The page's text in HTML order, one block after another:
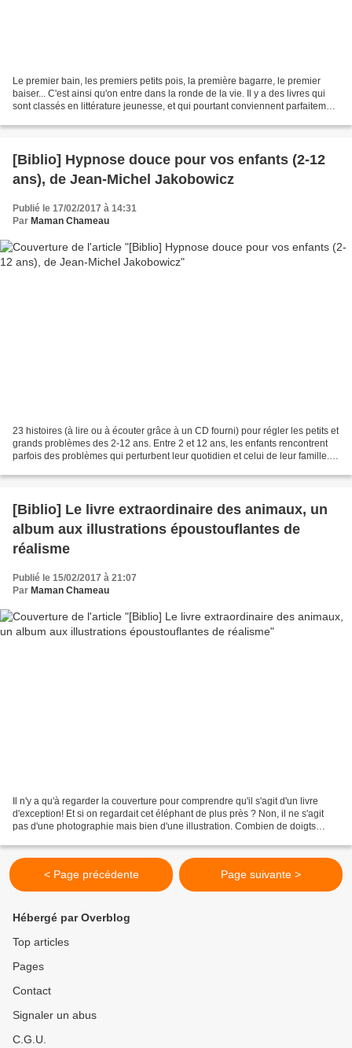
Le premier bain, les premiers petits pois, la première bagarre, le premier
baiser... C'est ainsi qu'on entre dans la ronde de la vie. Il y a des livres qui
sont classés en littérature jeunesse, et qui pourtant conviennent parfaitement
[Biblio] Hypnose douce pour vos enfants (2-12
ans), de Jean-Michel Jakobowicz
Publié le 17/02/2017 à 14:31
Par Maman Chameau
23 histoires (à lire ou à écouter grâce à un CD fourni) pour régler les petits et
grands problèmes des 2-12 ans. Entre 2 et 12 ans, les enfants rencontrent
parfois des problèmes qui perturbent leur quotidien et celui de leur famille.
[Biblio] Le livre extraordinaire des animaux, un
album aux illustrations époustouflantes de
réalisme
Publié le 15/02/2017 à 21:07
Par Maman Chameau
Il n'y a qu'à regarder la couverture pour comprendre qu'il s'agit d'un livre
d'exception! Et si on regardait cet éléphant de plus près ? Non, il ne s'agit
pas d'une photographie mais bien d'une illustration. Combien de doigts
< Page précédente Page suivante >
Hébergé par Overblog
Top articles
Pages
Contact
Signaler un abus
C.G.U.